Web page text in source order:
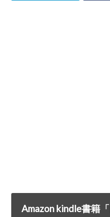
Amazon kindle書籍